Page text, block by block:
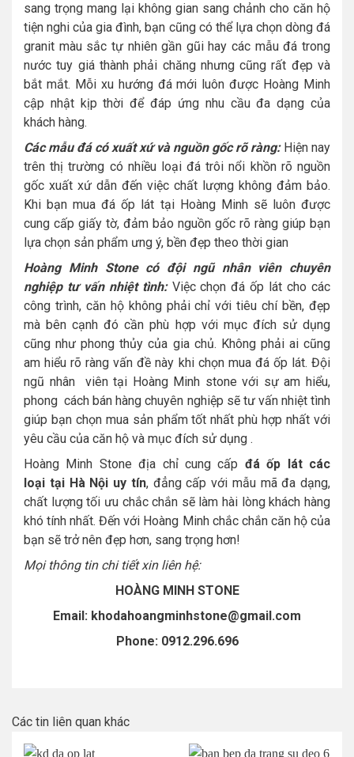
sang trọng mang lại không gian sang chảnh cho căn hộ
tiện nghi của gia đình, bạn cũng có thể lựa chọn dòng đá
granit màu sắc tự nhiên gần gũi hay các mẫu đá trong
nước tuy giá thành phải chăng nhưng cũng rất đẹp và
bắt mắt. Mỗi xu hướng đá mới luôn được Hoàng Minh
cập nhật kịp thời để đáp ứng nhu cầu đa dạng của
khách hàng.
Các mẫu đá có xuất xứ và nguồn gốc rõ ràng:Hiện nay
trên thị trường có nhiều loại đá trôi nổi khồn rõ nguồn
gốc xuất xứ dẫn đến việc chất lượng không đảm bảo.
Khi bạn mua đá ốp lát tại Hoàng Minh sẽ luôn được
cung cấp giấy tờ, đảm bảo nguồn gốc rõ ràng giúp bạn
lựa chọn sản phẩm ưng ý, bền đẹp theo thời gian
Hoàng Minh Stone có đội ngũ nhân viên chuyên
nghiệp tư vấn nhiệt tình:Việc chọn đá ốp lát cho các
công trình, căn hộ không phải chỉ với tiêu chí bền, đẹp
mà bên cạnh đó cần phù hợp với mục đích sử dụng
cũng như phong thủy của gia chủ. Không phải ai cũng
am hiểu rõ ràng vấn đề này khi chọn mua đá ốp lát. Đội
ngũ nhân viên tại Hoàng Minh stone với sự am hiểu,
phong cách bán hàng chuyên nghiệp sẽ tư vấn nhiệt tình
giúp bạn chọn mua sản phẩm tốt nhất phù hợp nhất với
yêu cầu của căn hộ và mục đích sử dụng .
Hoàng Minh Stone địa chỉ cung cấp đá ốp lát các
loại tại Hà Nội uy tín, đẳng cấp với mẫu mã đa dạng,
chất lượng tối ưu chắc chắn sẽ làm hài lòng khách hàng
khó tính nhất. Đến với Hoàng Minh chắc chắn căn hộ của
bạn sẽ trở nên đẹp hơn, sang trọng hơn!
Mọi thông tin chi tiết xin liên hệ:
HOÀNG MINH STONE
Email: khodahoangminhstone@gmail.com
Phone: 0912.296.696
Các tin liên quan khác